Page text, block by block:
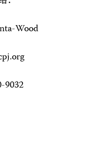
Wood
9032